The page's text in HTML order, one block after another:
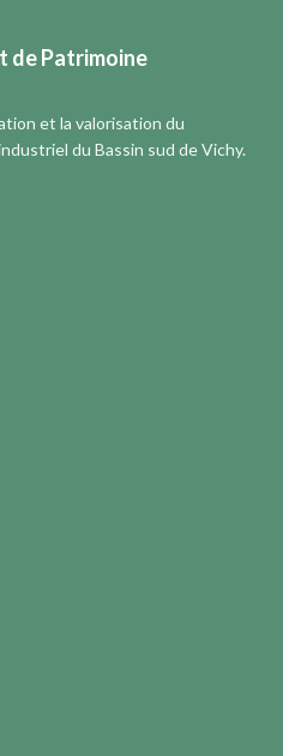
de Patrimoine
et la valorisation du
du Bassin sud de Vichy.